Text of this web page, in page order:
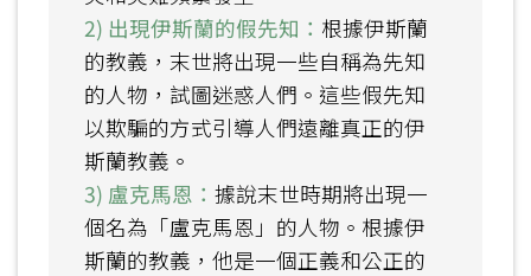
2) 出現伊斯蘭的假先知： 根據伊斯蘭
的教義，末世將出現一些自稱為先知
的人物，試圖迷惑人們。這些假先知
以欺騙的方式引導人們遠離真正的伊
斯蘭教義。
3) 盧克馬恩：據說末世時期將出現一
個名為「盧克馬恩」的人物。根據伊
斯蘭的教義，他是一個正義和公正的